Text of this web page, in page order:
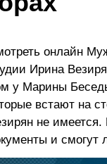
онлайн
Ирина
у Марины
встают на
не
и смогут